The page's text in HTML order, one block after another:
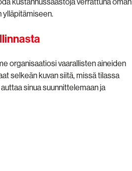
ylläpitämiseen.
organisaatiosi vaarallisten aineiden
selkeän kuvan siitä, missä tilassa
sinua suunnittelemaan ja